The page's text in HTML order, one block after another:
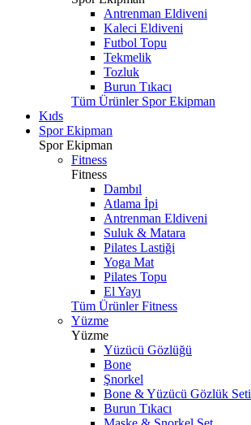
Antrenman Eldiveni
Kaleci Eldiveni
Futbol Topu
Tekmelik
Tozluk
Burun Tıkacı
Tüm Ürünler Spor Ekipman
Kıds
Spor Ekipman
Spor Ekipman
Fitness
Fitness
Dambıl
Atlama İpi
Antrenman Eldiveni
Suluk & Matara
Pilates Lastiği
Yoga Mat
Pilates Topu
El Yayı
Tüm Ürünler Fitness
Yüzme
Yüzme
Yüzücü Gözlüğü
Bone
Şnorkel
Bone & Yüzücü Gözlük Seti
Burun Tıkacı